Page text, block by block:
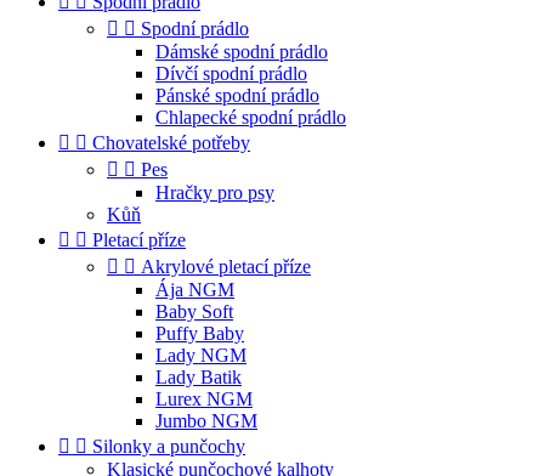
  Spodní prádlo
Dámské spodní prádlo
Dívčí spodní prádlo
Pánské spodní prádlo
Chlapecké spodní prádlo
  Chovatelské potřeby
  Pes
Hračky pro psy
Kůň
  Pletací příze
  Akrylové pletací příze
Ája NGM
Baby Soft
Puffy Baby
Lady NGM
Lady Batik
Lurex NGM
Jumbo NGM
  Silonky a punčochy
Klasické punčochové kalhoty